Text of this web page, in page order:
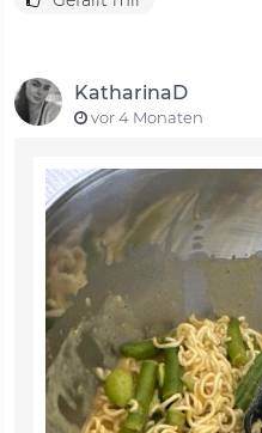
KatharinaD
vor 4 Monaten